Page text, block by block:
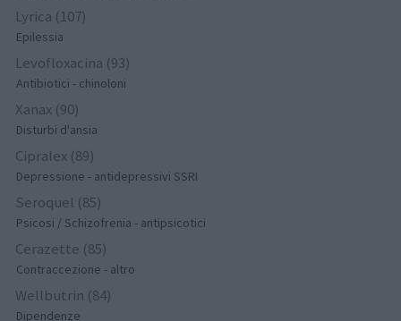
Lyrica (107)
Epilessia
Levofloxacina (93)
Antibiotici - chinoloni
Xanax (90)
Disturbi d'ansia
Cipralex (89)
Depressione - antidepressivi SSRI
Seroquel (85)
Psicosi / Schizofrenia - antipsicotici
Cerazette (85)
Contraccezione - altro
Wellbutrin (84)
Dipendenze